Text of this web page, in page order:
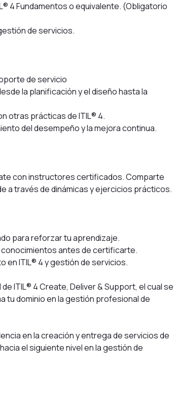
4 Fundamentos o equivalente. (Obligatorio
de servicios.
de servicio
la planificación y el diseño hasta la
otras prácticas de ITIL® 4.
del desempeño y la mejora continua.
con instructores certificados. Comparte
a través de dinámicas y ejercicios prácticos.
para reforzar tu aprendizaje.
antes de certificarte.
en ITIL® 4 y gestión de servicios.
ITIL® 4 Create, Deliver & Support, el cual se
tu dominio en la gestión profesional de
en la creación y entrega de servicios de
el siguiente nivel en la gestión de